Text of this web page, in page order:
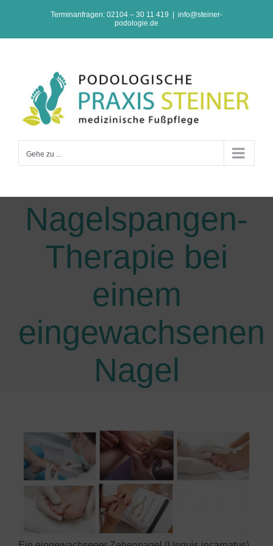
springen
Terminanfragen: 02104 – 30 11 419
info@steiner-
podologie.de
Gehe zu ...
Nagelspangen-
Therapie bei
einem
eingewachsenen
Nagel
Larger
Image